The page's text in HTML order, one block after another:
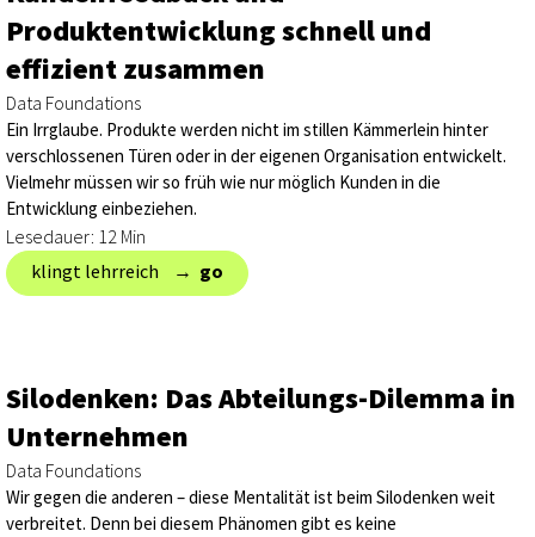
Produktentwicklung schnell und
effizient zusammen
Data Foundations
Ein Irrglaube. Produkte werden nicht im stillen Kämmerlein hinter
verschlossenen Türen oder in der eigenen Organisation entwickelt.
Vielmehr müssen wir so früh wie nur möglich Kunden in die
Entwicklung einbeziehen.
Lesedauer: 12 Min
klingt lehrreich → ‎ go
Silodenken: Das Abteilungs-Dilemma in
Unternehmen
Data Foundations
Wir gegen die anderen – diese Mentalität ist beim Silodenken weit
verbreitet. Denn bei diesem Phänomen gibt es keine